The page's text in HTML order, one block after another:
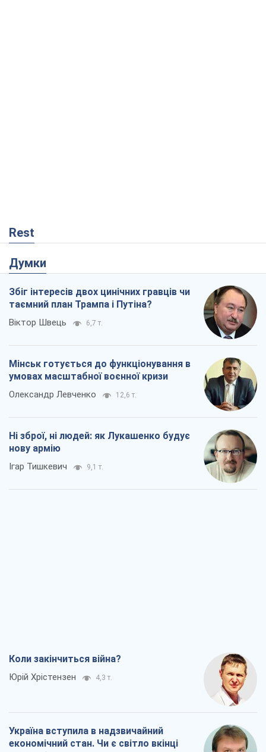
Rest
Думки
Збіг інтересів двох цинічних гравців чи
таємний план Трампа і Путіна?
Віктор Швець 6,7 т.
Мінськ готується до функціонування в
умовах масштабної воєнної кризи
Олександр Левченко 12,6 т.
Ні зброї, ні людей: як Лукашенко будує
нову армію
Ігар Тишкевич 9,1 т.
Коли закінчиться війна?
Юрій Хрістензен 4,3 т.
Україна вступила в надзвичайний
економічний стан. Чи є світло вкінці